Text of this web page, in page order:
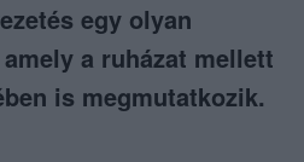
egy olyan
a ruházat mellett
is megmutatkozik.